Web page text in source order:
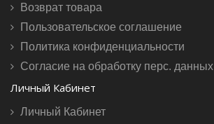
Возврат товара
Пользовательское соглашение
Политика конфиденциальности
Согласие на обработку перс. данных
Личный Кабинет
Личный Кабинет